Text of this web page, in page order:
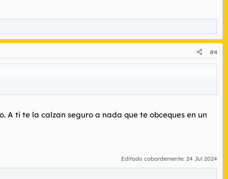
#4
A ti te la calzan seguro a nada que te obceques en un
Editado cobardemente: 24 Jul 2024